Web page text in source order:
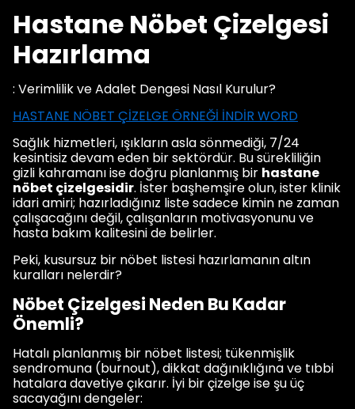
Hastane Nöbet Çizelgesi
Hazırlama
: Verimlilik ve Adalet Dengesi Nasıl Kurulur?
HASTANE NÖBET ÇİZELGE ÖRNEĞİ İNDİR WORD
Sağlık hizmetleri, ışıkların asla sönmediği, 7/24
kesintisiz devam eden bir sektördür. Bu sürekliliğin
gizli kahramanı ise doğru planlanmış bir hastane
nöbet çizelgesidir. İster başhemşire olun, ister klinik
idari amiri; hazırladığınız liste sadece kimin ne zaman
çalışacağını değil, çalışanların motivasyonunu ve
hasta bakım kalitesini de belirler.
Peki, kusursuz bir nöbet listesi hazırlamanın altın
kuralları nelerdir?
Nöbet Çizelgesi Neden Bu Kadar
Önemli?
Hatalı planlanmış bir nöbet listesi; tükenmişlik
sendromuna (burnout), dikkat dağınıklığına ve tıbbi
hatalara davetiye çıkarır. İyi bir çizelge ise şu üç
sacayağını dengeler: